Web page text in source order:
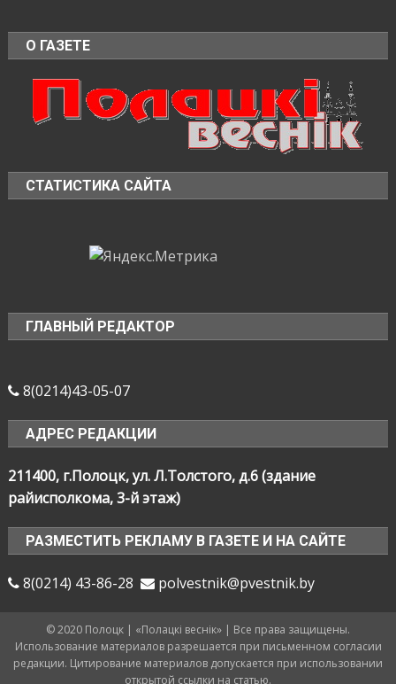
О ГАЗЕТЕ
СТАТИСТИКА САЙТА
ГЛАВНЫЙ РЕДАКТОР
8(0214)43-05-07
АДРЕС РЕДАКЦИИ
211400, г.Полоцк, ул. Л.Толстого, д.6 (здание
райисполкома, 3-й этаж)
РАЗМЕСТИТЬ РЕКЛАМУ В ГАЗЕТЕ И НА САЙТЕ
8(0214) 43-86-28 polvestnik@pvestnik.by
© 2020 Полоцк | «Полацкі веснік» | Все права защищены.
Использование материалов разрешается при письменном согласии
редакции. Цитирование материалов допускается при использовании
открытой ссылки на статью.